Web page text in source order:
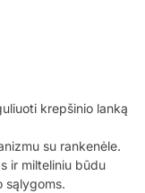
krepšinio lanką
su rankenėle.
ir milteliniu būdu
sąlygoms.